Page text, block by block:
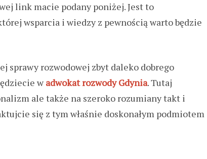
link macie podany poniżej. Jest to
wsparcia i wiedzy z pewnością warto będzie
sprawy rozwodowej zbyt daleko dobrego
w adwokat rozwody Gdynia. Tutaj
ale także na szeroko rozumiany takt i
się z tym właśnie doskonałym podmiotem